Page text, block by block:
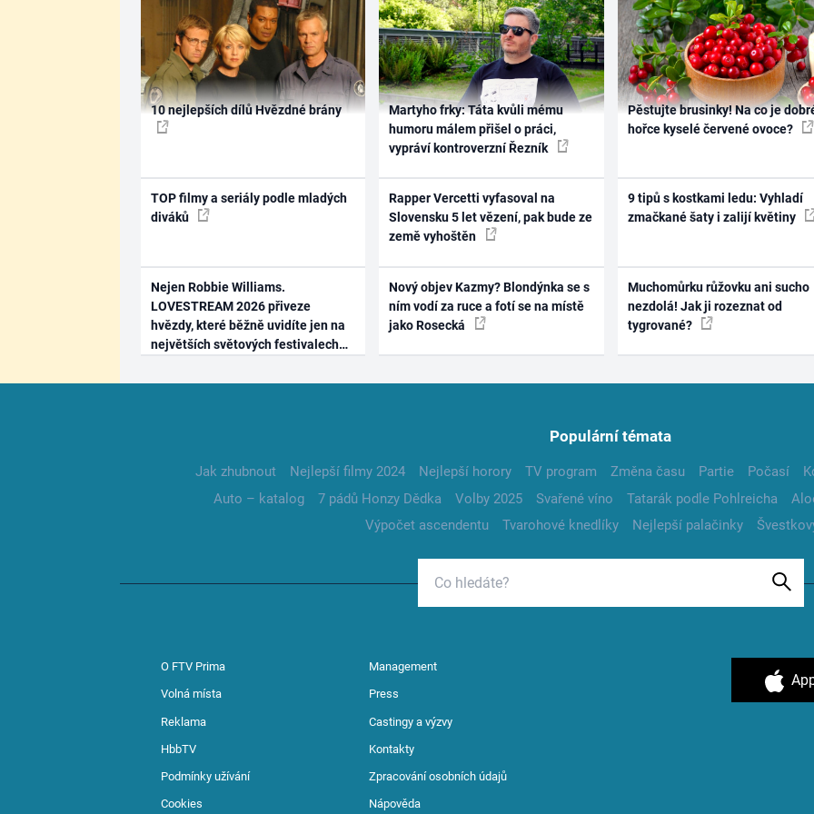
10 nejlepších dílů Hvězdné brány
TOP filmy a seriály podle mladých
diváků
Nejen Robbie Williams.
LOVESTREAM 2026 přiveze
hvězdy, které běžně uvidíte jen na
největších světových festivalech
Martyho frky: Táta kvůli mému
humoru málem přišel o práci,
vypráví kontroverzní Řezník
Rapper Vercetti vyfasoval na
Slovensku 5 let vězení, pak bude ze
země vyhoštěn
Nový objev Kazmy? Blondýnka se s
ním vodí za ruce a fotí se na místě
jako Rosecká
Pěstujte brusinky! Na co je
hořce kyselé červené ovoce?
9 tipů s kostkami ledu: Vyhladí
zmačkané šaty i zalijí květiny
Muchomůrku růžovku ani sucho
nezdolá! Jak ji rozeznat od
tygrované?
Populární témata
Jak zhubnout Nejlepší filmy 2024 Nejlepší horory TV program Změna času Partie Počasí
Auto – katalog
7 pádů Honzy Dědka Volby 2025 Svařené víno Tatarák podle Pohlreicha
Výpočet ascendentu
Tvarohové knedlíky Nejlepší palačinky
O FTV Prima Management
Volná místa Press
Reklama Castingy a výzvy
HbbTV Kontakty
Podmínky užívání Zpracování osobních údajů
Cookies Nápověda